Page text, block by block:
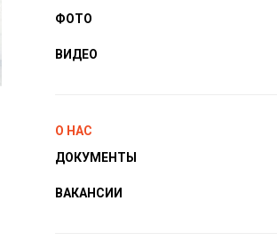
ФОТО
ВИДЕО
О НАС
ДОКУМЕНТЫ
ВАКАНСИИ